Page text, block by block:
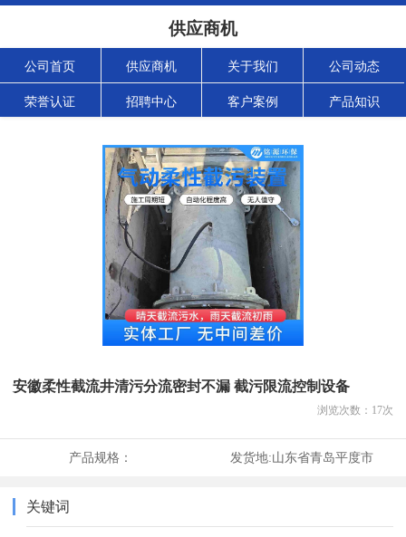
供应商机
公司首页 供应商机 关于我们 公司动态
荣誉认证 招聘中心 客户案例 产品知识
安徽柔性截流井清污分流密封不漏 截污限流控制设备
浏览次数： 17次
产品规格： 发货地:山东省青岛平度市
关键词